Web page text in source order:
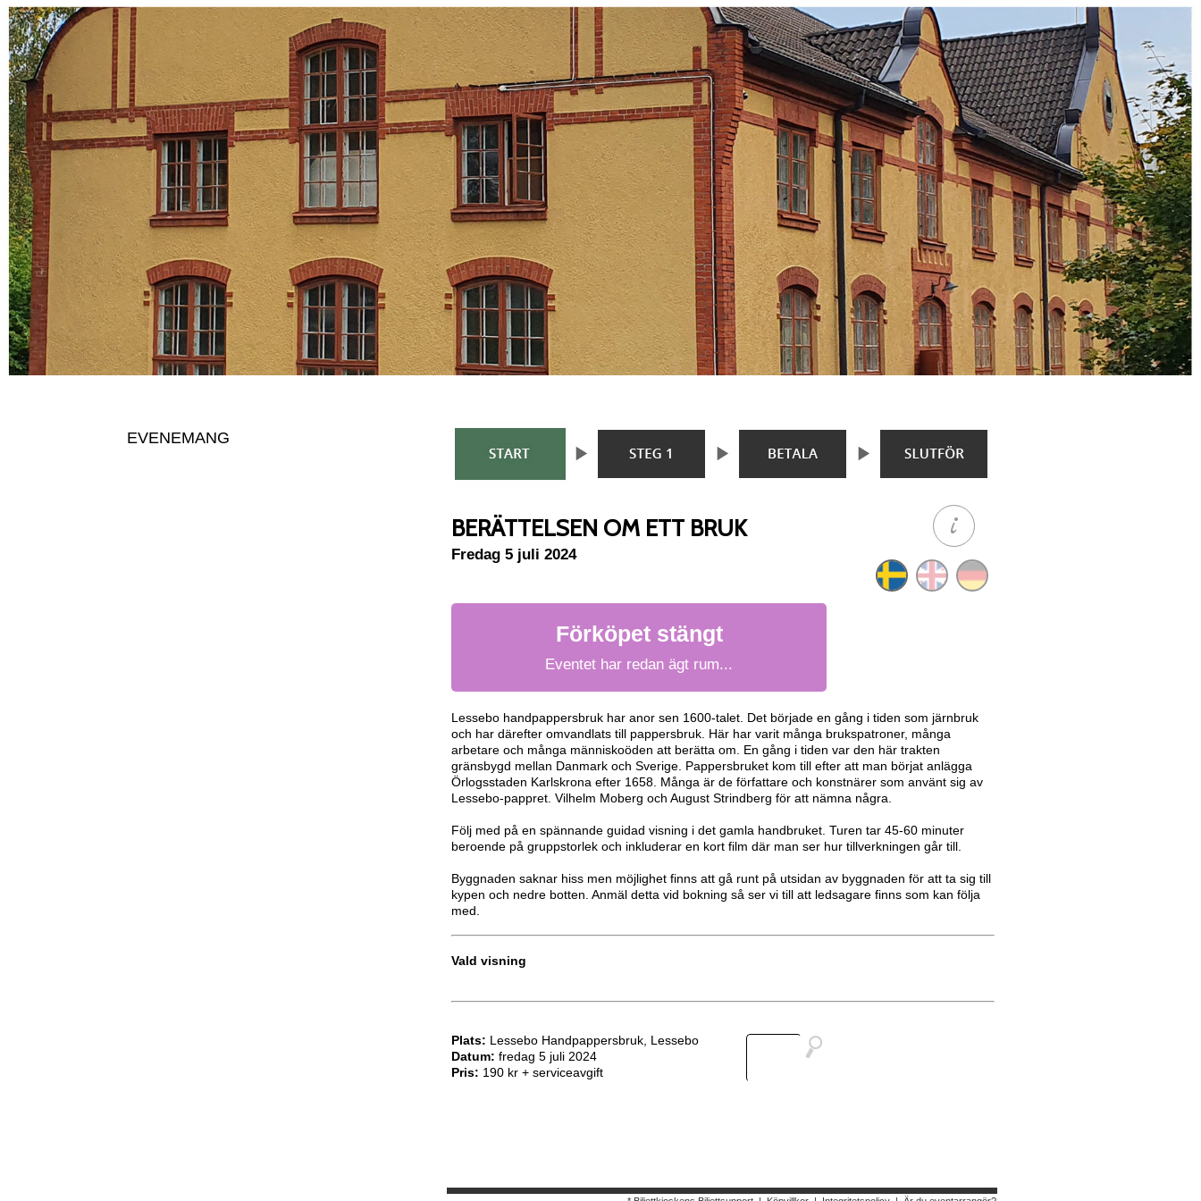
EVENEMANG
BERÄTTELSEN OM ETT BRUK
Fredag 5 juli 2024
Förköpet stängt
Eventet har redan ägt rum...
Lessebo handpappersbruk har anor sen 1600-talet. Det började en gång i tiden som järnbruk
och har därefter omvandlats till pappersbruk. Här har varit många brukspatroner, många
arbetare och många människoöden att berätta om. En gång i tiden var den här trakten
gränsbygd mellan Danmark och Sverige. Pappersbruket kom till efter att man börjat anlägga
Örlogsstaden Karlskrona efter 1658. Många är de författare och konstnärer som använt sig av
Lessebo-pappret. Vilhelm Moberg och August Strindberg för att nämna några.
Följ med på en spännande guidad visning i det gamla handbruket. Turen tar 45-60 minuter
beroende på gruppstorlek och inkluderar en kort film där man ser hur tillverkningen går till.
Byggnaden saknar hiss men möjlighet finns att gå runt på utsidan av byggnaden för att ta sig till
kypen och nedre botten. Anmäl detta vid bokning så ser vi till att ledsagare finns som kan följa
med.
Vald visning
Plats: Lessebo Handpappersbruk, Lessebo
Datum: fredag 5 juli 2024
Pris: 190 kr + serviceavgift